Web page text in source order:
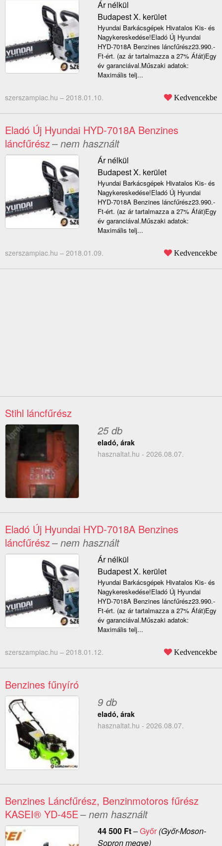
Ár nélkül
Budapest X. kerület
Hyundai Barkácsgépek Hivatalos Kis- és
Nagykereskedése!Eladó Új Hyundai
HYD-7018A Benzines láncfűrész23.990.-
Ft-ért. (az ár tartalmazza a 27% Áfát)Egy
év garanciával.Műszaki adatok:
Maximális telj...
szerszampiac.hu – 2018.01.10. Kedvencekbe
Eladó Új Hyundai HYD-7018A Benzines
láncfűrész– nem használt
Ár nélkül
Budapest X. kerület
Hyundai Barkácsgépek Hivatalos Kis- és
Nagykereskedése!Eladó Új Hyundai
HYD-7018A Benzines láncfűrész23.990.-
Ft-ért. (az ár tartalmazza a 27% Áfát)Egy
év garanciával.Műszaki adatok:
Maximális telj...
szerszampiac.hu – 2018.01.09. Kedvencekbe
Stihl láncfűrész
25 db
eladó, árak
hasznaltat.hu - 2026.08.07.
Eladó Új Hyundai HYD-7018A Benzines
láncfűrész– nem használt
Ár nélkül
Budapest X. kerület
Hyundai Barkácsgépek Hivatalos Kis- és
Nagykereskedése!Eladó Új Hyundai
HYD-7018A Benzines láncfűrész23.990.-
Ft-ért. (az ár tartalmazza a 27% Áfát)Egy
év garanciával.Műszaki adatok:
Maximális telj...
szerszampiac.hu – 2018.01.12. Kedvencekbe
Benzines fűnyíró
9 db
eladó, árak
hasznaltat.hu - 2026.08.07.
Benzines Láncfűrész, Benzinmotoros fűrész
KASEI® YD-45E– nem használt
44 500 Ft–Győr(Győr-Moson-
Sopron megye)